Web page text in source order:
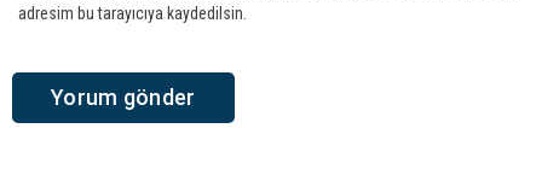
adresim bu tarayıcıya kaydedilsin.